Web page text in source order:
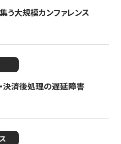
う大規模カンファレンス
決済後処理の遅延障害